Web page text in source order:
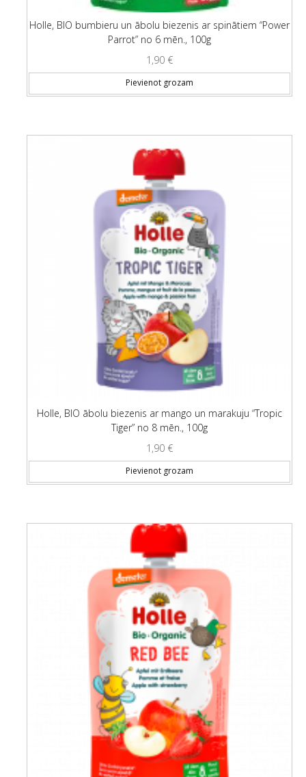
Holle, BIO bumbieru un ābolu biezenis ar spinātiem “Power
Parrot” no 6 mēn., 100g
1,90 €
Pievienot grozam
Holle, BIO ābolu biezenis ar mango un marakuju “Tropic
Tiger” no 8 mēn., 100g
1,90 €
Pievienot grozam